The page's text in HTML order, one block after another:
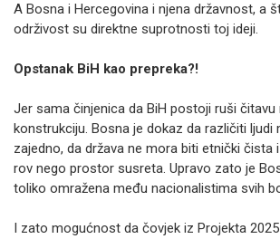
A Bosna i Hercegovina i njena državnost, a
održivost su direktne suprotnosti toj ideji.
Opstanak BiH kao prepreka?!
Jer sama činjenica da BiH postoji ruši čitavu
konstrukciju. Bosna je dokaz da različiti ljudi
zajedno, da država ne mora biti etnički čista
rov nego prostor susreta. Upravo zato je
toliko omražena među nacionalistima svih
I zato mogućnost da čovjek iz Projekta